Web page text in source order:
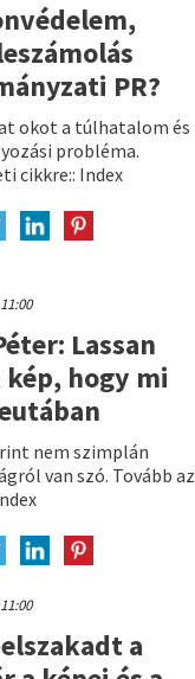
PR?
okot a túlhatalom és
probléma.
cikkre:: Index
Lassan
kép, hogy mi
nem szimplán
van szó. Tovább az
a